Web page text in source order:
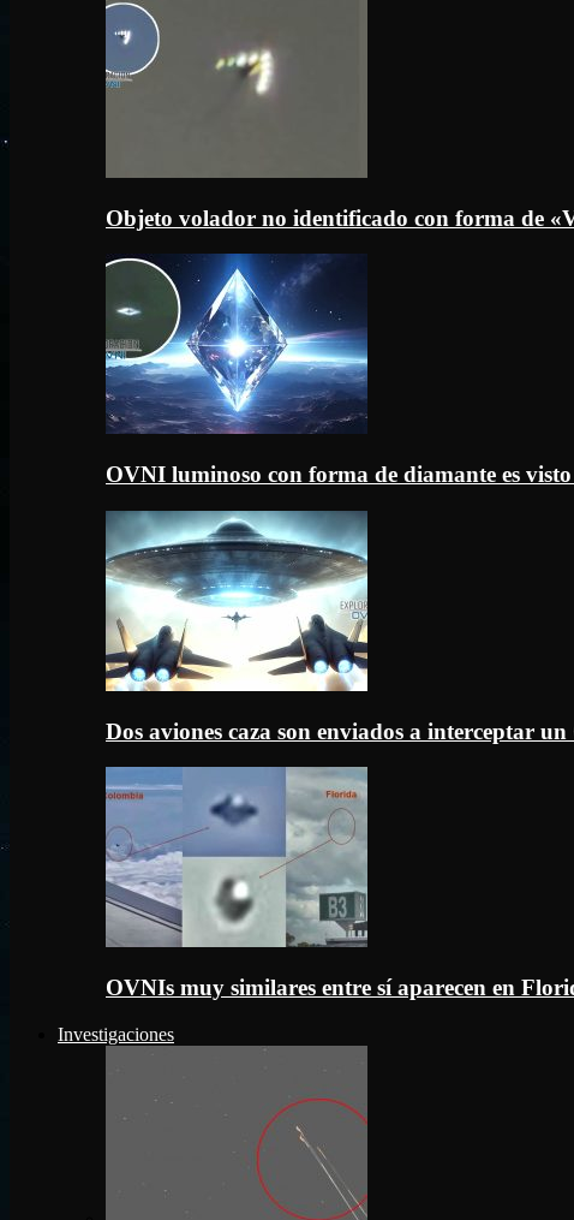
Objeto volador no identificado con forma de
OVNI luminoso con forma de diamante es
Dos aviones caza son enviados a interceptar
OVNIs muy similares entre sí aparecen en
Investigaciones